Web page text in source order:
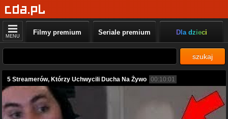
MENU Filmy premium Seriale premium Dla dzieci
szukaj
5 Streamerów, Którzy Uchwycili Ducha Na Żywo 00:10:01